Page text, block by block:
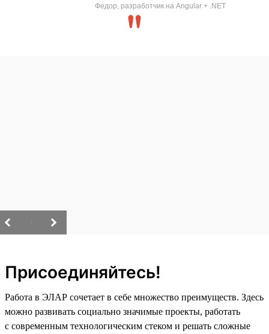
Федор, разработчик на Angular + .NET
Присоединяйтесь!
Работа в ЭЛАР сочетает в себе множество преимуществ. Здесь
можно развивать социально значимые проекты, работать
с современным технологическим стеком и решать сложные